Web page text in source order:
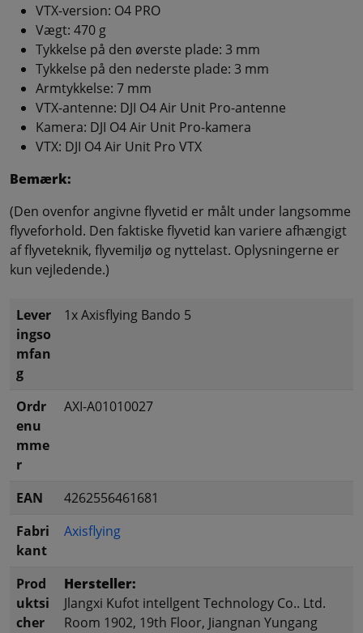
VTX-version: O4 PRO
Vægt: 470 g
Tykkelse på den øverste plade: 3 mm
Tykkelse på den nederste plade: 3 mm
Armtykkelse: 7 mm
VTX-antenne: DJI O4 Air Unit Pro-antenne
Kamera: DJI O4 Air Unit Pro-kamera
VTX: DJI O4 Air Unit Pro VTX
Bemærk:
(Den ovenfor angivne flyvetid er målt under langsomme
flyveforhold. Den faktiske flyvetid kan variere afhængigt
af flyveteknik, flyvemiljø og nyttelast. Oplysningerne er
kun vejledende.)
Lever
ingso
mfan
g
1x Axisflying Bando 5
Ordr
enu
mme
r
AXI-A01010027
EAN
4262556461681
Fabri
kant
Axisflying
Prod
uktsi
cher
Hersteller:
Jlangxi Kufot intellgent Technology Co.. Ltd.
Room 1902, 19th Floor, Jiangnan Yungang